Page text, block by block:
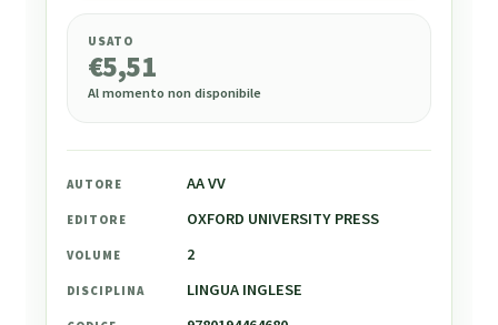
USATO
€5,51
Al momento non disponibile
AUTORE AA VV
EDITORE OXFORD UNIVERSITY PRESS
VOLUME 2
DISCIPLINA LINGUA INGLESE